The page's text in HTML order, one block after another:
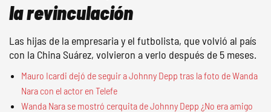
la revinculación
Las hijas de la empresaria y el futbolista, que volvió al país
con la China Suárez, volvieron a verlo después de 5 meses.
Mauro Icardi dejó de seguir a Johnny Depp tras la foto de Wanda
Nara con el actor en Telefe
Wanda Nara se mostró cerquita de Johnny Depp ¿No era amigo